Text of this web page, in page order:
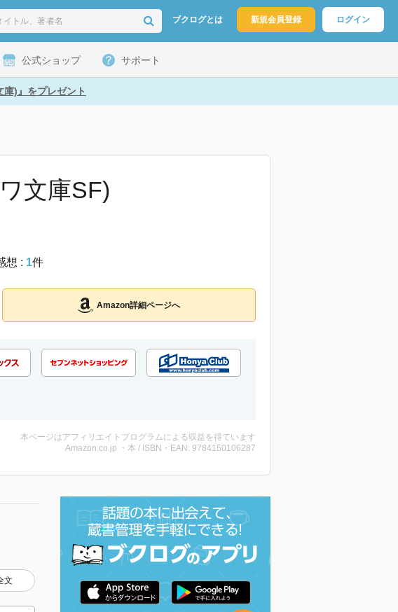
ブクログとは 新規会員登録 ログイン
公式ショップ サポート
)』をプレゼント
文庫SF)
想 : 1件
Amazon詳細ページへ
本ページはアフィリエイトプログラムによる収益を得ています
Amazon.co.jp ・本 / ISBN・EAN: 9784150106287
文